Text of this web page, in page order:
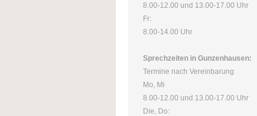
8.00-12.00 und 13.00-17.00 Uhr
Fr:
8.00-14.00 Uhr
Sprechzeiten in Gunzenhausen:
Termine nach Vereinbarung
Mo, Mi
8.00-12.00 und 13.00-17.00 Uhr
Die, Do: